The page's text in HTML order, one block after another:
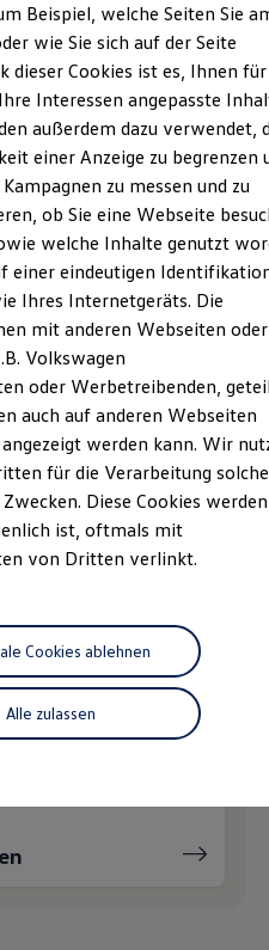
und Updates
Ihrem ID.
im
wir
Beispiel, welche Seiten Sie
wie Sie sich auf der Seite
dieser Cookies ist es, Ihnen für
Interessen angepasste
außerdem dazu verwendet,
einer Anzeige zu begrenzen
zu messen und zu
ob Sie eine Webseite
welche Inhalte genutzt
einer eindeutigen
Ihres Internetgeräts. Die
mit anderen Webseiten oder
Volkswagen
oder Werbetreibenden,
auch auf anderen Webseiten
werden kann. Wir
für die Verarbeitung
Diese Cookies
ist, oftmals mit
von Dritten verlinkt.
Alle zulassen
Cookies ablehnen